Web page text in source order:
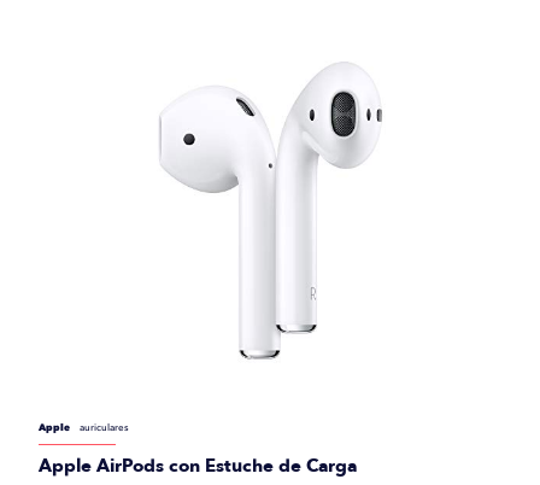
Apple auriculares
Apple AirPods con Estuche de Carga